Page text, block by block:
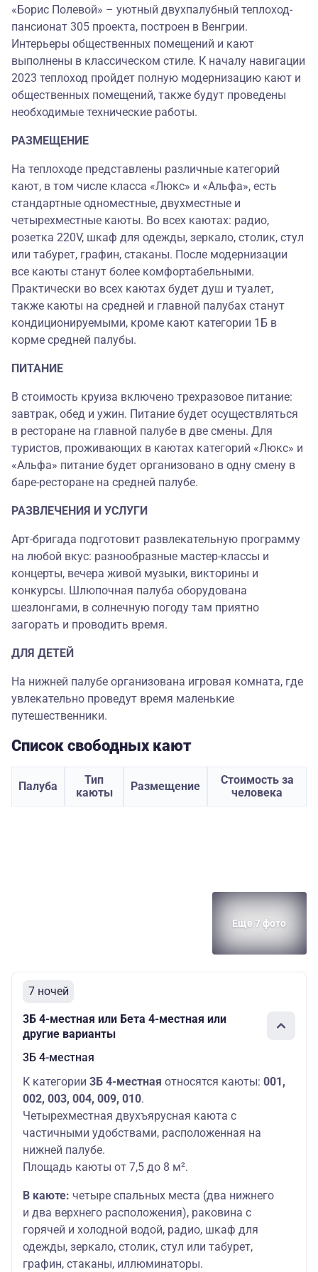
«Борис Полевой» – уютный двухпалубный теплоход-
пансионат 305 проекта, построен в Венгрии.
Интерьеры общественных помещений и кают
выполнены в классическом стиле. К началу навигации
2023 теплоход пройдет полную модернизацию кают и
общественных помещений, также будут проведены
необходимые технические работы.
РАЗМЕЩЕНИЕ
На теплоходе представлены различные категорий
кают, в том числе класса «Люкс» и «Альфа», есть
стандартные одноместные, двухместные и
четырехместные каюты. Во всех каютах: радио,
розетка 220V, шкаф для одежды, зеркало, столик, стул
или табурет, графин, стаканы. После модернизации
все каюты станут более комфортабельными.
Практически во всех каютах будет душ и туалет,
также каюты на средней и главной палубах станут
кондиционируемыми, кроме кают категории 1Б в
корме средней палубы.
ПИТАНИЕ
В стоимость круиза включено трехразовое питание:
завтрак, обед и ужин. Питание будет осуществляться
в ресторане на главной палубе в две смены. Для
туристов, проживающих в каютах категорий «Люкс» и
«Альфа» питание будет организовано в одну смену в
баре-ресторане на средней палубе.
РАЗВЛЕЧЕНИЯ И УСЛУГИ
Арт-бригада подготовит развлекательную программу
на любой вкус: разнообразные мастер-классы и
концерты, вечера живой музыки, викторины и
конкурсы. Шлюпочная палуба оборудована
шезлонгами, в солнечную погоду там приятно
загорать и проводить время.
ДЛЯ ДЕТЕЙ
На нижней палубе организована игровая комната, где
увлекательно проведут время маленькие
путешественники.
Список свободных кают
Палуба
Тип
каюты
Размещение
Стоимость за
человека
Еще 7 фото
7 ночей
3Б 4-местная или Бета 4-местная или
другие варианты
3Б 4-местная
К категории 3Б 4-местная относятся каюты: 001,
002, 003, 004, 009, 010.
Четырехместная двухъярусная каюта с
частичными удобствами, расположенная на
нижней палубе.
Площадь каюты от 7,5 до 8 м².
В каюте: четыре спальных места (два нижнего
и два верхнего расположения), раковина с
горячей и холодной водой, радио, шкаф для
одежды, зеркало, столик, стул или табурет,
графин, стаканы, иллюминаторы.